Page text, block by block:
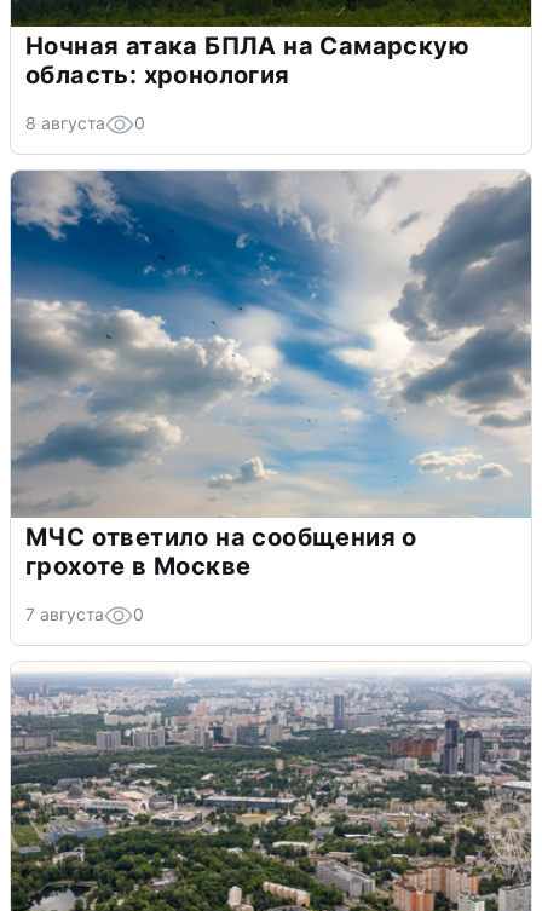
Ночная атака БПЛА на Самарскую
область: хронология
8 августа 0
МЧС ответило на сообщения о
грохоте в Москве
7 августа 0